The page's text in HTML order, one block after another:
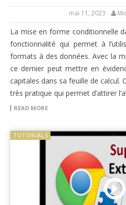
mai 11, 2023
La mise en forme conditionnelle
fonctionnalité qui permet à
formats à des données. Avec la
ce dernier peut mettre en
capitales dans sa feuille de calcul.
très pratique qui permet d’attirer
READ MORE
TUTORIALS